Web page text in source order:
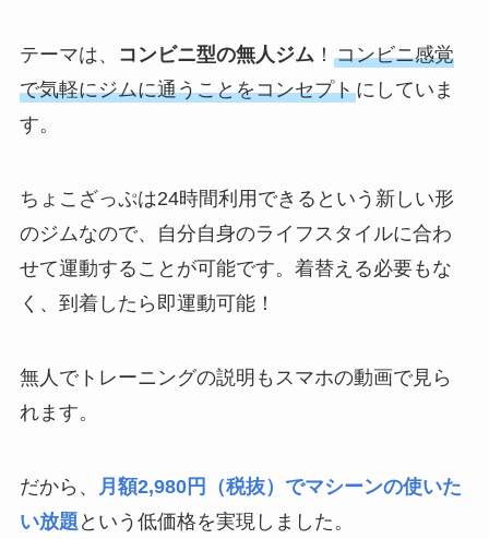
テーマは、 コンビニ型の無人ジム！ コンビニ感覚
で気軽にジムに通うことをコンセプトにしていま
す。
ちょこざっぷは24時間利用できるという新しい形
のジムなので、自分自身のライフスタイルに合わ
せて運動することが可能です。着替える必要もな
く、到着したら即運動可能！
無人でトレーニングの説明もスマホの動画で見ら
れます。
だから、 月額2,980円（税抜） でマシーンの使いた
い放題 という低価格を実現しました。